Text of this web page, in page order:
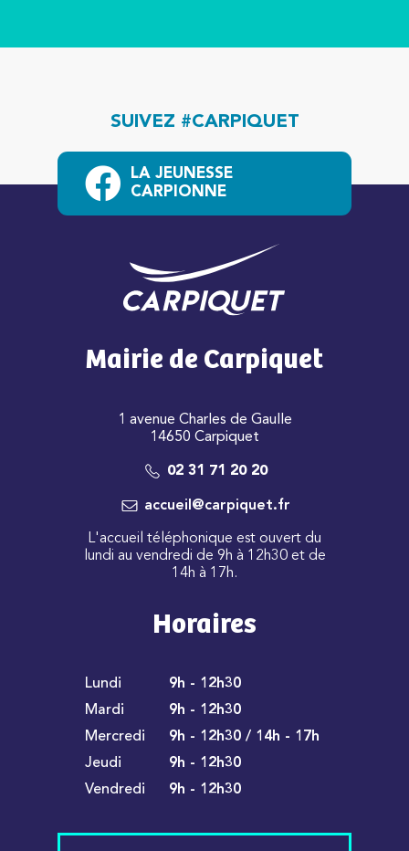
SUIVEZ #CARPIQUET
LA JEUNESSE
CARPIONNE
Mairie de Carpiquet
1 avenue Charles de Gaulle
14650 Carpiquet
02 31 71 20 20
accueil@carpiquet.fr
L'accueil téléphonique est ouvert du
lundi au vendredi de 9h à 12h30 et de
14h à 17h.
Horaires
Lundi
9h - 12h30
Mardi
9h - 12h30
Mercredi
9h - 12h30 / 14h - 17h
Jeudi
9h - 12h30
Vendredi
9h - 12h30